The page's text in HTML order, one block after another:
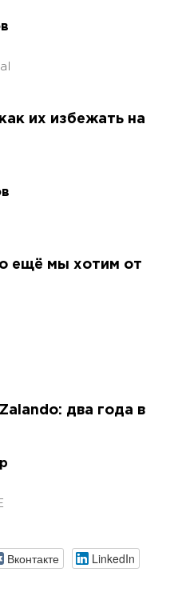
их избежать на
ещё мы хотим от
два года в
Вконтакте LinkedIn